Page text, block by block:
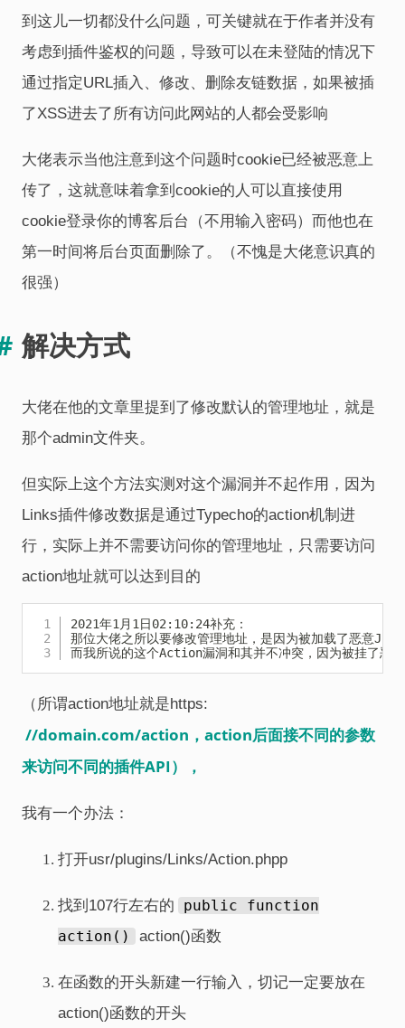
到这儿一切都没什么问题，可关键就在于作者并没有
考虑到插件鉴权的问题，导致可以在未登陆的情况下
通过指定URL插入、修改、删除友链数据，如果被插
了XSS进去了所有访问此网站的人都会受影响
大佬表示当他注意到这个问题时cookie已经被恶意上
传了，这就意味着拿到cookie的人可以直接使用
cookie登录你的博客后台（不用输入密码）而他也在
第一时间将后台页面删除了。（不愧是大佬意识真的
很强）
解决方式
大佬在他的文章里提到了修改默认的管理地址，就是
那个admin文件夹。
但实际上这个方法实测对这个漏洞并不起作用，因为
Links插件修改数据是通过Typecho的action机制进
行，实际上并不需要访问你的管理地址，只需要访问
action地址就可以达到目的
2021年1月1日02:10:24补充：
那位大佬之所以要修改管理地址，是因为被加载了恶意JS
而我所说的这个Action漏洞和其并不冲突，因为被挂了恶
（所谓action地址就是https:
//domain.com/action，action后面接不同的参数
来访问不同的插件API），
我有一个办法：
打开usr/plugins/Links/Action.phpp
找到107行左右的
public function
action()
action()函数
在函数的开头新建一行输入，切记一定要放在
action()函数的开头